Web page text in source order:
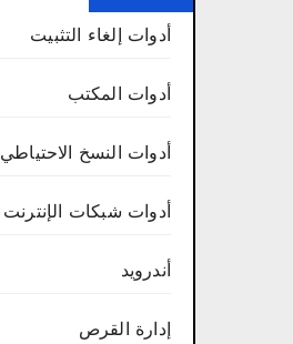
أدوات إلغاء التثبيت
أدوات المكتب
أدوات النسخ الاحتياطي
أدوات شبكات الإنترنت
أندرويد
إدارة القرص